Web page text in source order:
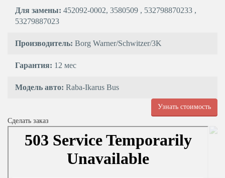
Для замены: 452092-0002, 3580509 , 532798870233 ,
53279887023
Производитель: Borg Warner/Schwitzer/3K
Гарантия: 12 мес
Модель авто: Raba-Ikarus Bus
Узнать стоимость
Сделать заказ